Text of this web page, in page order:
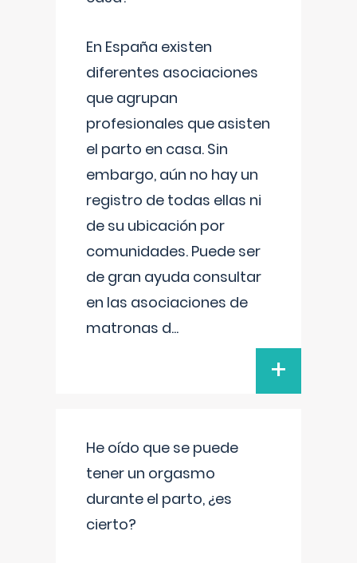
En España existen
diferentes asociaciones
que agrupan
profesionales que asisten
el parto en casa. Sin
embargo, aún no hay un
registro de todas ellas ni
de su ubicación por
comunidades. Puede ser
de gran ayuda consultar
en las asociaciones de
matronas d...
+
He oído que se puede
tener un orgasmo
durante el parto, ¿es
cierto?